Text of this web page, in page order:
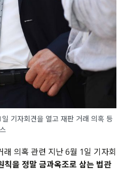
기자회견을 열고 재판 거래 의혹 등
래 의혹 관련 지난6월 1일 기자회
칙을 정말금과옥조로 삼는 법관